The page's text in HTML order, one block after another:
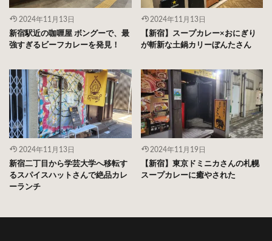
2024年11月13日
新宿駅近の咖喱屋 ボングーで、最
強すぎるビーフカレーを発見！
2024年11月13日
【新宿】スープカレー×おにぎり
が斬新な土鍋カリーぼんたさん
2024年11月13日
新宿二丁目から学芸大学へ移転す
るスパイスハットさんで絶品カレ
ーランチ
2024年11月19日
【新宿】東京ドミニカさんの札幌
スープカレーに癒やされた